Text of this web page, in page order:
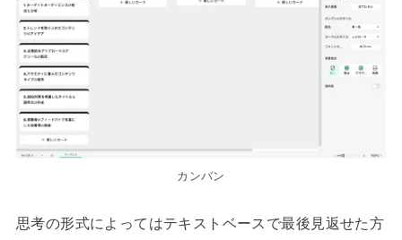
カンバン
思考の形式によってはテキストベースで最後見返せた方